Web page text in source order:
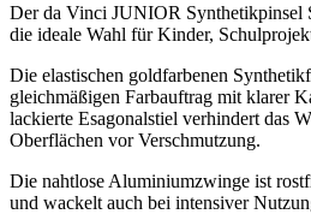
Der da Vinci JUNIOR Synthetikpinsel
die ideale Wahl für Kinder,
Die elastischen goldfarbenen
gleichmäßigen Farbauftrag mit klarer
lackierte Esagonalstiel verhindert das
Oberflächen vor Verschmutzung.
Die nahtlose Aluminiumzwinge ist
und wackelt auch bei intensiver